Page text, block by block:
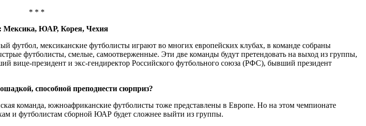
* * *
Мексика, ЮАР, Корея, Чехия
мексиканские футболисты играют во многих европейских клубах, в команде собраны
футболисты, смелые, самоотверженные. Эти две команды будут претендовать на выход из группы,
президент и экс-гендиректор Российского футбольного союза (РФС), бывший президент
способной преподнести сюрприз?
южноафриканские футболисты тоже представлены в Европе. Но на этом чемпионате
и футболистам сборной ЮАР будет сложнее выйти из группы.